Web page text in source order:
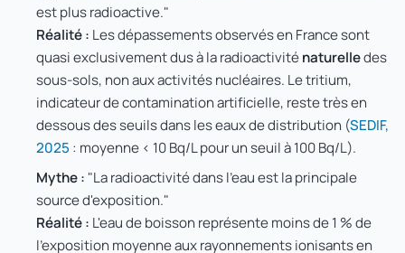
est plus radioactive."
Réalité : Les dépassements observés en France sont
quasi exclusivement dus à la radioactiviténaturelledes
sous-sols, non aux activités nucléaires. Le tritium,
indicateur de contamination artificielle, reste très en
dessous des seuils dans les eaux de distribution (SEDIF,
2025 : moyenne < 10 Bq/L pour un seuil à 100 Bq/L).
Mythe : "La radioactivité dans l'eau est la principale
source d'exposition."
Réalité : L'eau de boisson représente moins de 1 % de
l'exposition moyenne aux rayonnements ionisants en